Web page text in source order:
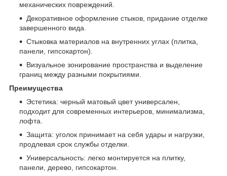
механических повреждений.
Декоративное оформление стыков, придание отделке
завершенного вида.
Стыковка материалов на внутренних углах (плитка,
панели, гипсокартон).
Визуальное зонирование пространства и выделение
границ между разными покрытиями.
Преимущества
Эстетика: черный матовый цвет универсален,
подходит для современных интерьеров, минимализма,
лофта.
Защита: уголок принимает на себя удары и нагрузки,
продлевая срок службы отделки.
Универсальность: легко монтируется на плитку,
панели, дерево, гипсокартон.